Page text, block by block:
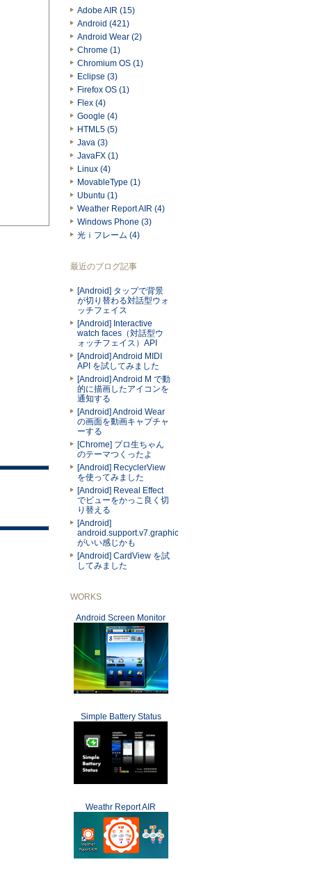
Adobe AIR (15)
Android (421)
Android Wear (2)
Chrome (1)
Chromium OS (1)
Eclipse (3)
Firefox OS (1)
Flex (4)
Google (4)
HTML5 (5)
Java (3)
JavaFX (1)
Linux (4)
MovableType (1)
Ubuntu (1)
Weather Report AIR (4)
Windows Phone (3)
光ｉフレーム (4)
最近のブログ記事
[Android] タップで背景
が切り替わる対話型ウォ
ッチフェイス
[Android] Interactive
watch faces（対話型ウ
ォッチフェイス）API
[Android] Android MIDI
API を試してみました
[Android] Android M で動
的に描画したアイコンを
通知する
[Android] Android Wear
の画面を動画キャプチャ
ーする
[Chrome] プロ生ちゃん
のテーマつくったよ
[Android] RecyclerView
を使ってみました
[Android] Reveal Effect
でビューをかっこ良く切
り替える
[Android]
android.support.v7.graphics.Palette
がいい感じかも
[Android] CardView を試
してみました
WORKS
Android Screen Monitor
Simple Battery Status
Weathr Report AIR